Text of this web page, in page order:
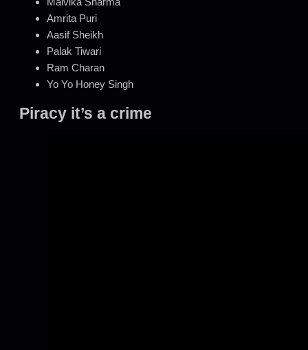
Amrita Puri
Aasif Sheikh
Palak Tiwari
Ram Charan
Yo Yo Honey Singh
Piracy it’s a crime